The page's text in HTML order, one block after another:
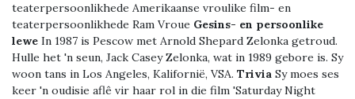
teaterpersoonlikhede Amerikaanse vroulike film- en
teaterpersoonlikhede Ram Vroue Gesins- en persoonlike
lewe In 1987 is Pescow met Arnold Shepard Zelonka getroud.
Hulle het 'n seun, Jack Casey Zelonka, wat in 1989 gebore is. Sy
woon tans in Los Angeles, Kalifornië, VSA. Trivia Sy moes ses
keer 'n oudisie aflê vir haar rol in die film 'Saturday Night